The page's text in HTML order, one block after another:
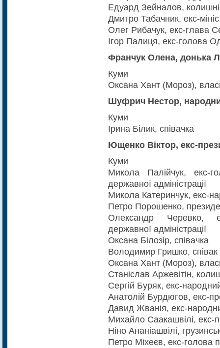
Едуард Зейналов,
Дмитро Табачник, екс-
Олег Рибачук, екс-глава
Ігор Палиця, екс-голова
Франчук Олена, донька
Куми
Оксана Хант (Мороз),
Шуфрич Нестор,
Куми
Ірина Білик, співачка
Ющенко Віктор, екс-
Куми
Микола Палійчук, екс-
державної адміністрації
Микола Катеринчук, екс-
Петро Порошенко,
Олександр Черевко,
державної адміністрації
Оксана Білозір, співачка
Володимир Гришко, співак
Оксана Хант (Мороз),
Станіслав Аржевітін,
Сергій Буряк, екс-
Анатолій Бурдюгов, екс-
Давид Жванія, екс-
Михайло Саакашвілі, екс-
Ніно Ананіашвілі,
Петро Міхеєв, екс-голова